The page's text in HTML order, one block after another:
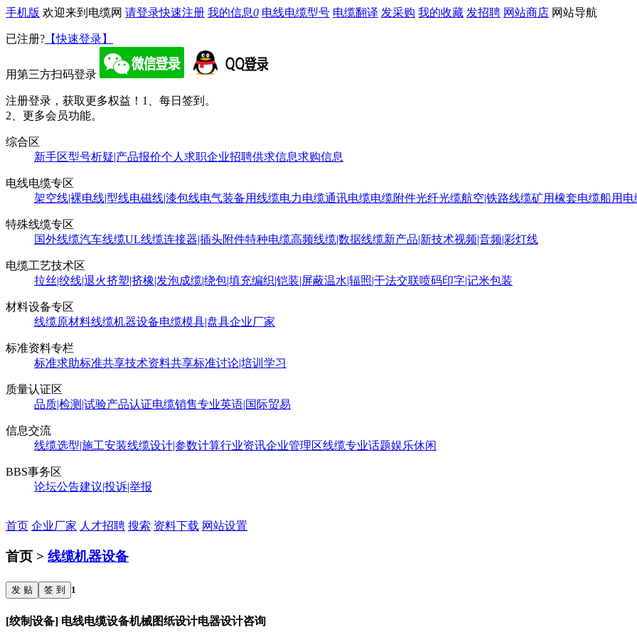
手机版 欢迎来到电缆网 请登录快速注册 我的信息0 电线电缆型号 电缆翻译 发采购 我的收藏 发招聘 网站商店 网站导航
已注册? 【快速登录】
用第三方扫码登录
注册登录，获取更多权益！ 1、每日签到。
2、更多会员功能。
综合区
新手区型号析疑|产品报价个人求职企业招聘供求信息求购信息
电线电缆专区
架空线|裸电线|型线电磁线|漆包线电气装备用线缆电力电缆通讯电缆电缆附件光纤光缆航空|铁路线缆矿用橡套电缆船用电
特殊线缆专区
国外线缆汽车线缆UL线缆连接器|插头附件特种电缆高频线缆|数据线缆新产品|新技术视频|音频|彩灯线
电缆工艺技术区
拉丝|绞线|退火挤塑|挤橡|发泡成缆|绕包|填充编织|铠装|屏蔽温水|辐照|干法交联喷码印字|记米包装
材料设备专区
线缆原材料线缆机器设备电缆模具|盘具企业厂家
标准资料专栏
标准求助标准共享技术资料共享标准讨论|培训学习
质量认证区
品质|检测|试验产品认证电缆销售专业英语|国际贸易
信息交流
线缆选型|施工安装线缆设计|参数计算行业资讯企业管理区线缆专业话题娱乐休闲
BBS事务区
论坛公告建议|投诉|举报
首页 企业厂家 人才招聘 搜索 资料下载 网站设置
首页 > 线缆机器设备
发 贴 签 到 1
[绞制设备] 电线电缆设备机械图纸设计电器设计咨询